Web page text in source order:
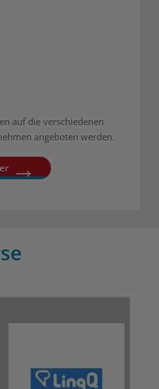
auf die verschiedenen
angeboten werden.